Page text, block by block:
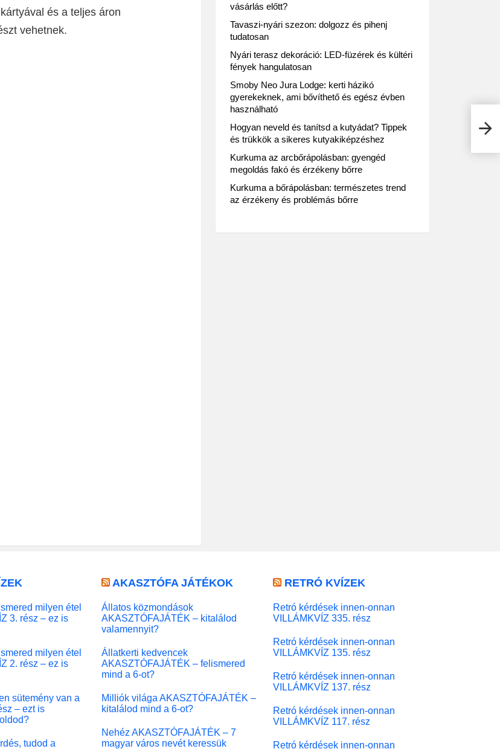
és a teljes áron
vehetnek.
vásárlás előtt?
Tavaszi-nyári szezon: dolgozz és pihenj
tudatosan
Nyári terasz dekoráció: LED-füzérek és kültéri
fények hangulatosan
Smoby Neo Jura Lodge: kerti házikó
gyerekeknek, ami bővíthető és egész évben
használható
Hogyan neveld és tanítsd a kutyádat? Tippek
és trükkök a sikeres kutyakiképzéshez
Kurkuma az arcbőrápolásban: gyengéd
megoldás fakó és érzékeny bőrre
Kurkuma a bőrápolásban: természetes trend
az érzékeny és problémás bőrre
milyen étel
3. rész – ez is
milyen étel
2. rész – ez is
sütemény van a
– ezt is
tudod a
AKASZTÓFA JÁTÉKOK
Állatos közmondások
AKASZTÓFAJÁTÉK – kitalálod
valamennyit?
Állatkerti kedvencek
AKASZTÓFAJÁTÉK – felismered
mind a 6-ot?
Milliók világa AKASZTÓFAJÁTÉK –
kitalálod mind a 6-ot?
Nehéz AKASZTÓFAJÁTÉK – 7
magyar város nevét keressük
RETRÓ KVÍZEK
Retró kérdések innen-onnan
VILLÁMKVÍZ 335. rész
Retró kérdések innen-onnan
VILLÁMKVÍZ 135. rész
Retró kérdések innen-onnan
VILLÁMKVÍZ 137. rész
Retró kérdések innen-onnan
VILLÁMKVÍZ 117. rész
Retró kérdések innen-onnan